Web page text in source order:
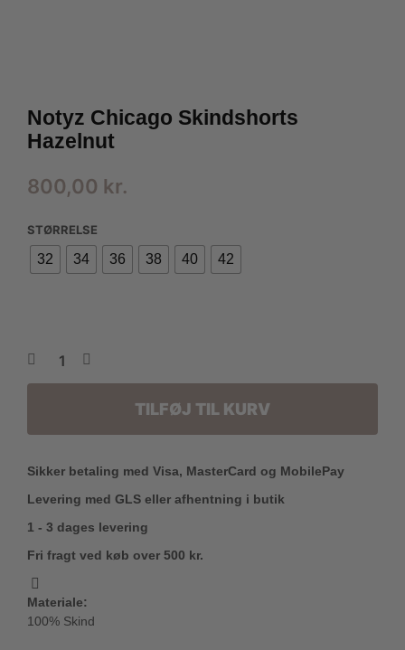
Notyz Chicago Skindshorts
Hazelnut
800,00 kr.
STØRRELSE
32 34 36 38 40 42
TILFØJ TIL KURV
Sikker betaling med Visa, MasterCard og MobilePay
Levering med GLS eller afhentning i butik
1 - 3 dages levering
Fri fragt ved køb over 500 kr.
Materiale:
100% Skind